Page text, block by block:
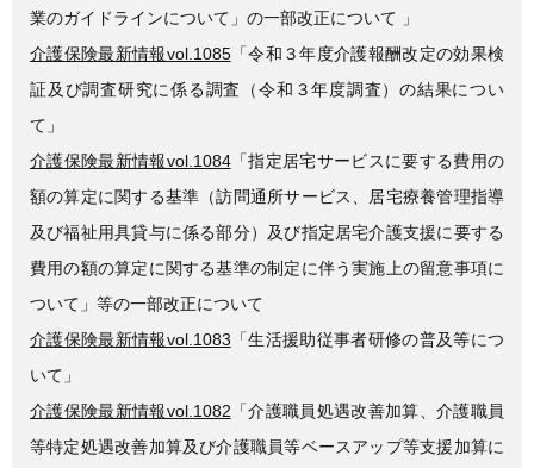
業のガイドラインについて」の一部改正について 」
介護保険最新情報vol.1085「令和３年度介護報酬改定の効果検
証及び調査研究に係る調査（令和３年度調査）の結果につい
て」
介護保険最新情報vol.1084「指定居宅サービスに要する費用の
額の算定に関する基準（訪問通所サービス、居宅療養管理指導
及び福祉用具貸与に係る部分）及び指定居宅介護支援に要する
費用の額の算定に関する基準の制定に伴う実施上の留意事項に
ついて」等の一部改正について
介護保険最新情報vol.1083 「生活援助従事者研修の普及等につ
いて」
介護保険最新情報vol.1082 「介護職員処遇改善加算、介護職員
等特定処遇改善加算及び介護職員等ベースアップ等支援加算に